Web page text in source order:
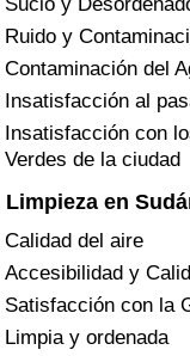
Ruido y
Contaminación del
Insatisfacción al
Insatisfacción con
Verdes de la ciudad
Limpieza en
Calidad del aire
Accesibilidad y
Satisfacción con la
Limpia y ordenada
Sanidad
Índice de Sanidad
Índice de Sanidad
Índice de
Contaminación